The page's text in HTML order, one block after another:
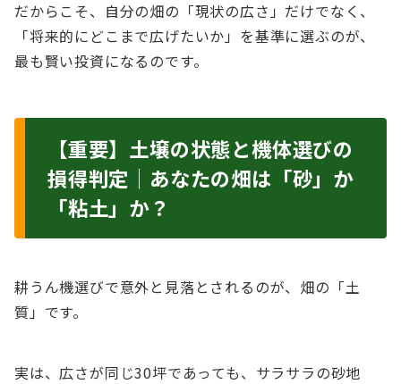
だからこそ、自分の畑の「現状の広さ」だけでなく、
「将来的にどこまで広げたいか」を基準に選ぶのが、
最も賢い投資になるのです。
【重要】土壌の状態と機体選びの
損得判定｜あなたの畑は「砂」か
「粘土」か？
耕うん機選びで意外と見落とされるのが、畑の「土
質」です。
実は、広さが同じ30坪であっても、サラサラの砂地